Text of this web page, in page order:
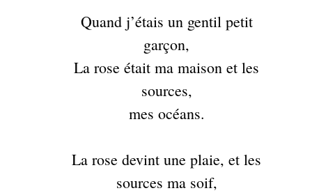
Quand j’étais un gentil petit
garçon,
La rose était ma maison et les
sources,
mes océans.
La rose devint une plaie, et les
sources ma soif,